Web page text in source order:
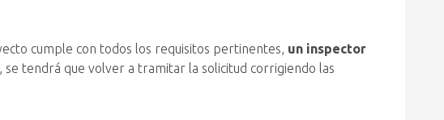
cumple con todos los requisitos pertinentes, un inspector
se tendrá que volver a tramitar la solicitud corrigiendo las